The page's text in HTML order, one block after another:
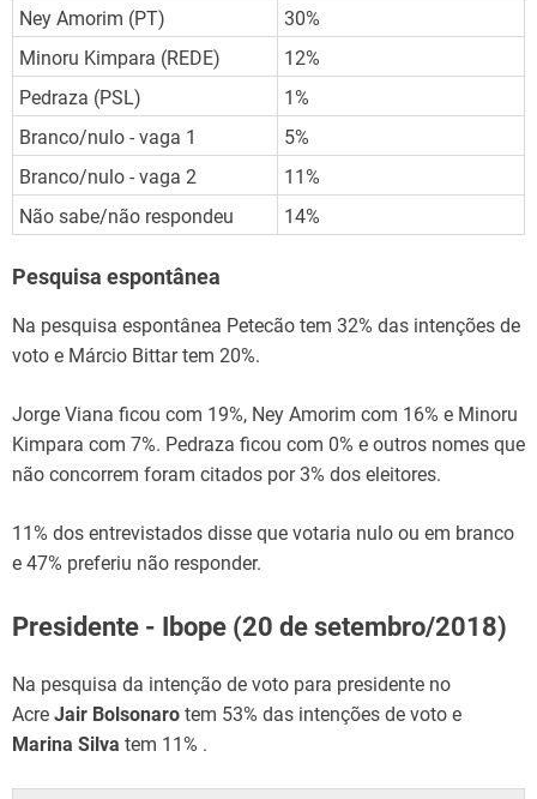
Ney Amorim (PT)
30%
Minoru Kimpara (REDE)
12%
Pedraza (PSL)
1%
Branco/nulo - vaga 1
5%
Branco/nulo - vaga 2
11%
Não sabe/não respondeu
14%
Pesquisa espontânea
Na pesquisa espontânea Petecão tem 32% das intenções de
voto e Márcio Bittar tem 20%.
Jorge Viana ficou com 19%, Ney Amorim com 16% e Minoru
Kimpara com 7%. Pedraza ficou com 0% e outros nomes que
não concorrem foram citados por 3% dos eleitores.
11% dos entrevistados disse que votaria nulo ou em branco
e 47% preferiu não responder.
Presidente - Ibope (20 de setembro/2018)
Na pesquisa da intenção de voto para presidente no
Acre Jair Bolsonaro tem 53% das intenções de voto e
Marina Silva tem 11% .